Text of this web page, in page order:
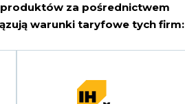
za pośrednictwem
warunki taryfowe tych firm: